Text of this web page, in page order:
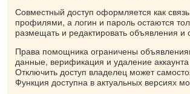
Совместный доступ оформляется как
профилями, а логин и пароль остаются
размещать и редактировать объявления и
Права помощника ограничены
данные, верификация и удаление
Отключить доступ владелец может
Функция доступна в актуальных версиях